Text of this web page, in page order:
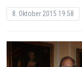
8. Oktober 2015 19:58